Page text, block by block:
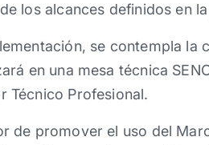
los alcances definidos en
se contempla la
en una mesa técnica
Técnico Profesional.
de promover el uso del